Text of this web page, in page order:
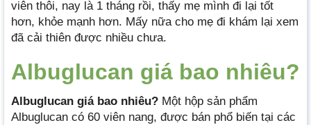
viên thôi, nay là 1 tháng rồi, thấy mẹ mình đi lại tốt
hơn, khỏe mạnh hơn. Mấy nữa cho mẹ đi khám lại xem
đã cải thiên được nhiều chưa.
Albuglucan giá bao nhiêu?
Albuglucan giá bao nhiêu? Một hộp sản phẩm
Albuglucan có 60 viên nang, được bán phổ biến tại các